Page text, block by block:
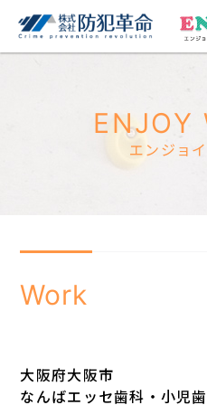
ENJOY
エンジョ
Work
大阪府大阪市
なんばエッセ歯科・小児